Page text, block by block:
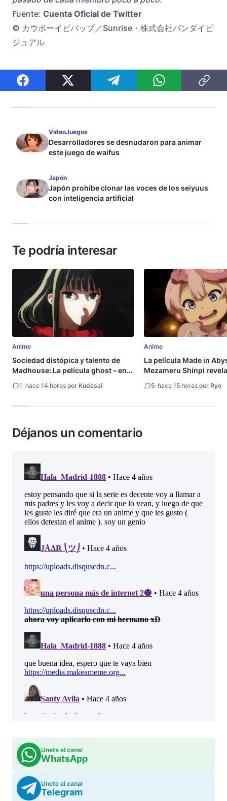
Fuente: Cuenta Oficial de Twitter
© カウボーイビバップ／Sunrise・株式会社バンダイビ
ジュアル
VideoJuegos
Desarrolladores se desnudaron para animar
este juego de waifus
Japón
Japón prohíbe clonar las voces de los seiyuus
con inteligencia artificial
Te podría interesar
Anime
Sociedad distópica y talento de
Madhouse: La película ghost – end
1-hace 14 horas por Kudasai
Anime
La película Made in
Mezameru Shinpi
5-hace 15 horas por Ryo
Déjanos un comentario
Unete al canal
WhatsApp
Unete al canal
Telegram